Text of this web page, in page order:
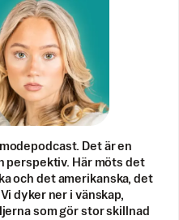
Det är en
perspektiv. Här möts det
och det amerikanska, det
dyker ner i vänskap,
som gör stor skillnad